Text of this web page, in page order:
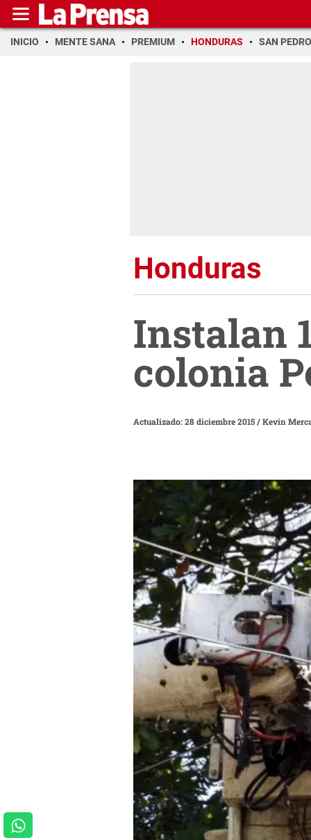
INICIO MENTE SANA PREMIUM HONDURAS SAN PEDRO
Honduras
Instalan
colonia
Actualizado: 28 diciembre 2015/Kevin